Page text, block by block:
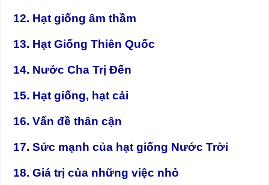
12. Hạt giống âm thầm
13. Hạt Giống Thiên Quốc
14. Nước Cha Trị Đến
15. Hạt giống, hạt cải
16. Vấn đề thân cận
17. Sức mạnh của hạt giống Nước Trời
18. Giá trị của những việc nhỏ